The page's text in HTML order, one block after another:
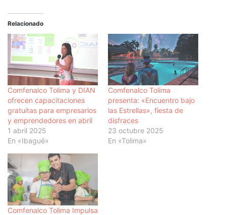
Relacionado
Comfenalco Tolima y DIAN
ofrecen capacitaciones
gratuitas para empresarios
y emprendedores en abril
1 abril 2025
En «Ibagué»
Comfenalco Tolima
presenta: «Encuentro bajo
las Estrellas», fiesta de
disfraces
23 octubre 2025
En «Tolima»
Comfenalco Tolima Impulsa